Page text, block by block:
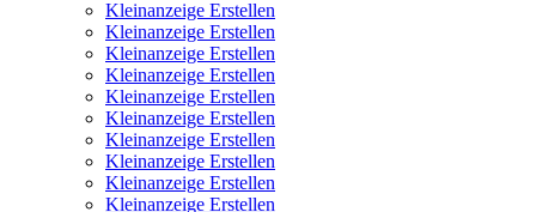
Kleinanzeige Erstellen
Kleinanzeige Erstellen
Kleinanzeige Erstellen
Kleinanzeige Erstellen
Kleinanzeige Erstellen
Kleinanzeige Erstellen
Kleinanzeige Erstellen
Kleinanzeige Erstellen
Kleinanzeige Erstellen
Kleinanzeige Erstellen